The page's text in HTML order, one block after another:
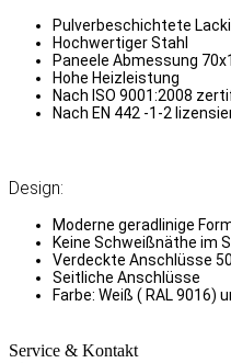
Pulverbeschichtete
Hochwertiger Stahl
Paneele Abmessung
Hohe Heizleistung
Nach ISO 9001:2008
Nach EN 442 -1-2
Design:
Moderne geradlinige
Keine Schweißnäthe im
Verdeckte Anschlüsse
Seitliche Anschlüsse
Farbe: Weiß ( RAL 9016)
Service & Kontakt